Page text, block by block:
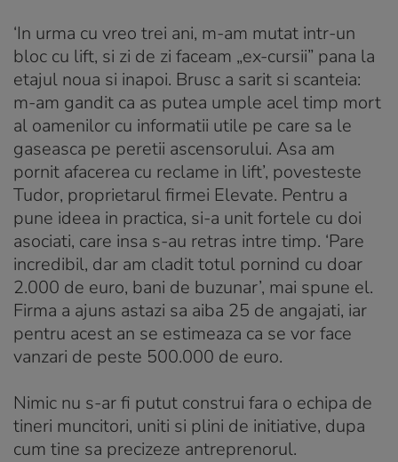
‘In urma cu vreo trei ani, m-am mutat intr-un
bloc cu lift, si zi de zi faceam „ex-cursii” pana la
etajul noua si inapoi. Brusc a sarit si scanteia:
m-am gandit ca as putea umple acel timp mort
al oamenilor cu informatii utile pe care sa le
gaseasca pe peretii ascensorului. Asa am
pornit afacerea cu reclame in lift’, povesteste
Tudor, proprietarul firmei Elevate. Pentru a
pune ideea in practica, si-a unit fortele cu doi
asociati, care insa s-au retras intre timp. ‘Pare
incredibil, dar am cladit totul pornind cu doar
2.000 de euro, bani de buzunar’, mai spune el.
Firma a ajuns astazi sa aiba 25 de angajati, iar
pentru acest an se estimeaza ca se vor face
vanzari de peste 500.000 de euro.
Nimic nu s-ar fi putut construi fara o echipa de
tineri muncitori, uniti si plini de initiative, dupa
cum tine sa precizeze antreprenorul.